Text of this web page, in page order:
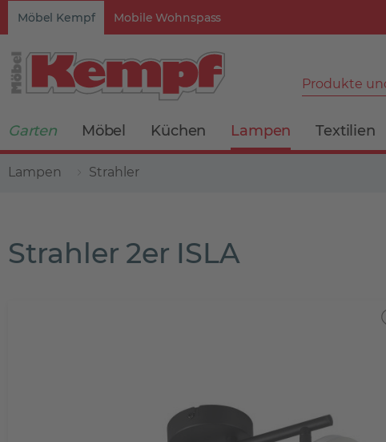
Möbel Kempf Mobile Wohnspass
Produkte
Garten Möbel Küchen Lampen Textilien
Lampen Strahler
Strahler 2er ISLA